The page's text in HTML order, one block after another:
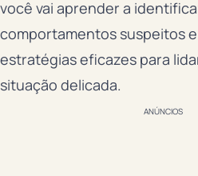
você vai aprender a
comportamentos suspeitos
estratégias eficazes para
situação delicada.
ANÚNCIOS